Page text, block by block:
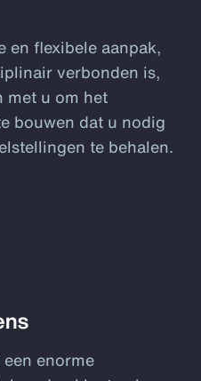
en flexibele aanpak,
verbonden is,
met u om het
bouwen dat u nodig
te behalen.
enorme